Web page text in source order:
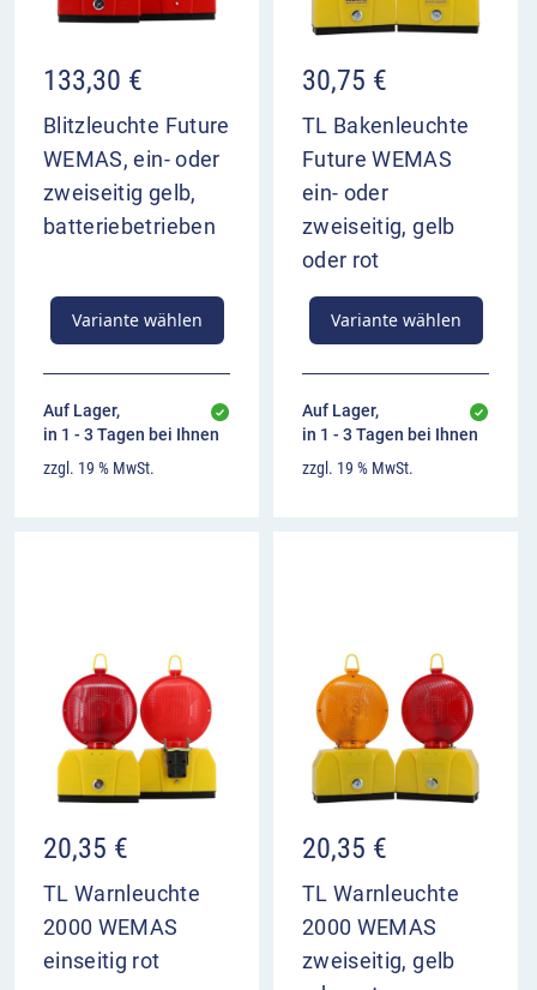
133,30 €
Blitzleuchte Future
WEMAS, ein- oder
zweiseitig gelb,
batteriebetrieben
Variante wählen
Auf Lager,
in 1 - 3 Tagen bei Ihnen
zzgl. 19 % MwSt.
30,75 €
TL Bakenleuchte
Future WEMAS
ein- oder
zweiseitig, gelb
oder rot
Variante wählen
Auf Lager,
in 1 - 3 Tagen bei Ihnen
zzgl. 19 % MwSt.
20,35 €
TL Warnleuchte
2000 WEMAS
einseitig rot
20,35 €
TL Warnleuchte
2000 WEMAS
zweiseitig, gelb